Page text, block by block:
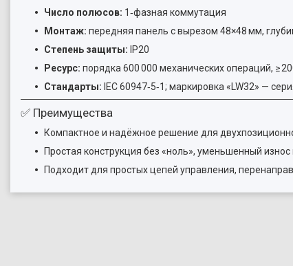
Число полюсов: 1‑фазная коммутация
Монтаж: передняя панель с вырезом 48×48 мм,
Степень защиты: IP20
Ресурс: порядка 600 000 механических операций, ≥
Стандарты: IEC 60947‑5‑1; маркировка «LW32» —
✅ Преимущества
Компактное и надёжное решение для
Простая конструкция без «ноль», уменьшенный
Подходит для простых цепей управления,